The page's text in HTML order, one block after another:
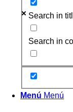
Search in
Search in
Menú Menú